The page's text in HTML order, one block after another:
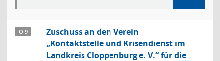
Ö 9
Zuschuss an den Verein
„Kontaktstelle und Krisendienst im
Landkreis Cloppenburg e. V.“ für die